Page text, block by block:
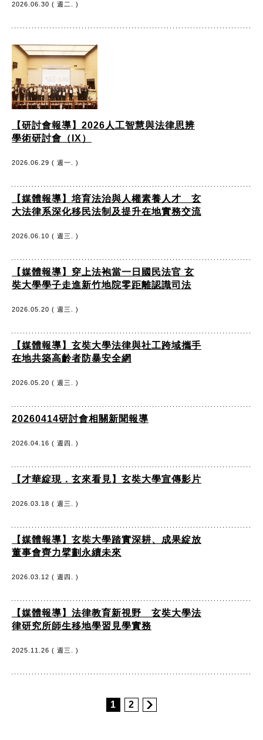
2026.06.30 ( 週二. )
【研討會報導】2026人工智慧與法律思辨
學術研討會（IX）
2026.06.29 ( 週一. )
【媒體報導】培育法治與人權素養人才 玄
大法律系深化移民法制及提升在地實務交流
2026.06.10 ( 週三. )
【媒體報導】穿上法袍當一日國民法官 玄
奘大學學子走進新竹地院零距離認識司法
2026.05.20 ( 週三. )
【媒體報導】玄奘大學法律與社工跨域攜手
在地共築高齡者防暴安全網
2026.05.20 ( 週三. )
20260414研討會相關新聞報導
2026.04.16 ( 週四. )
【才華綻現．玄來看見】玄奘大學宣傳影片
2026.03.18 ( 週三. )
【媒體報導】玄奘大學踏實深耕、成果綻放
董事會齊力擘劃永續未來
2026.03.12 ( 週四. )
【媒體報導】法律教育新視野 玄奘大學法
律研究所師生移地學習見學實務
2025.11.26 ( 週三. )
1 2